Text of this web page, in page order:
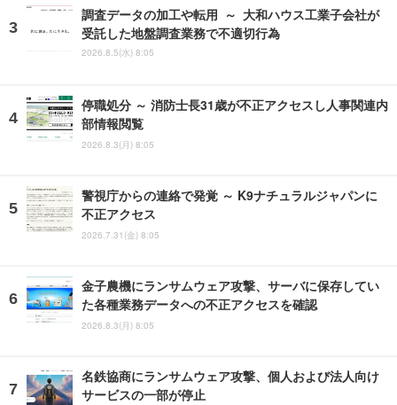
調査データの加工や転用 ～ 大和ハウス工業子会社が
受託した地盤調査業務で不適切行為
2026.8.5(水) 8:05
停職処分 ～ 消防士長31歳が不正アクセスし人事関連内
部情報閲覧
2026.8.3(月) 8:05
警視庁からの連絡で発覚 ～ K9ナチュラルジャパンに
不正アクセス
2026.7.31(金) 8:05
金子農機にランサムウェア攻撃、サーバに保存してい
た各種業務データへの不正アクセスを確認
2026.8.3(月) 8:05
名鉄協商にランサムウェア攻撃、個人および法人向け
サービスの一部が停止